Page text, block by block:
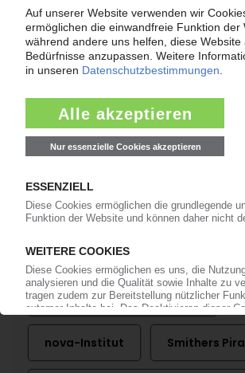
ab99€/Monat
Jetzt kostenlos testen
Bereits KI-Abonnent? Jetzt
anmelden!
Mehr zu ...
Josef Ehrler GmbH & Co KG
nova-Institut Smithers Pira